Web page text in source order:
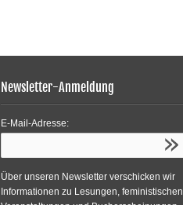
Newsletter-Anmeldung
E-Mail-Adresse:
Über unseren Newsletter verschicken wir
Informationen zu Lesungen, feministischen